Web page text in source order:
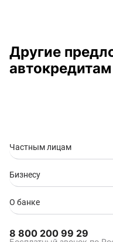
Другие
автокредитам
Автокредит на Hyundai
Автокредит на Nissan
Автокредит на Renault
Частным лицам
Бизнесу
О банке
8 800 200 99 29